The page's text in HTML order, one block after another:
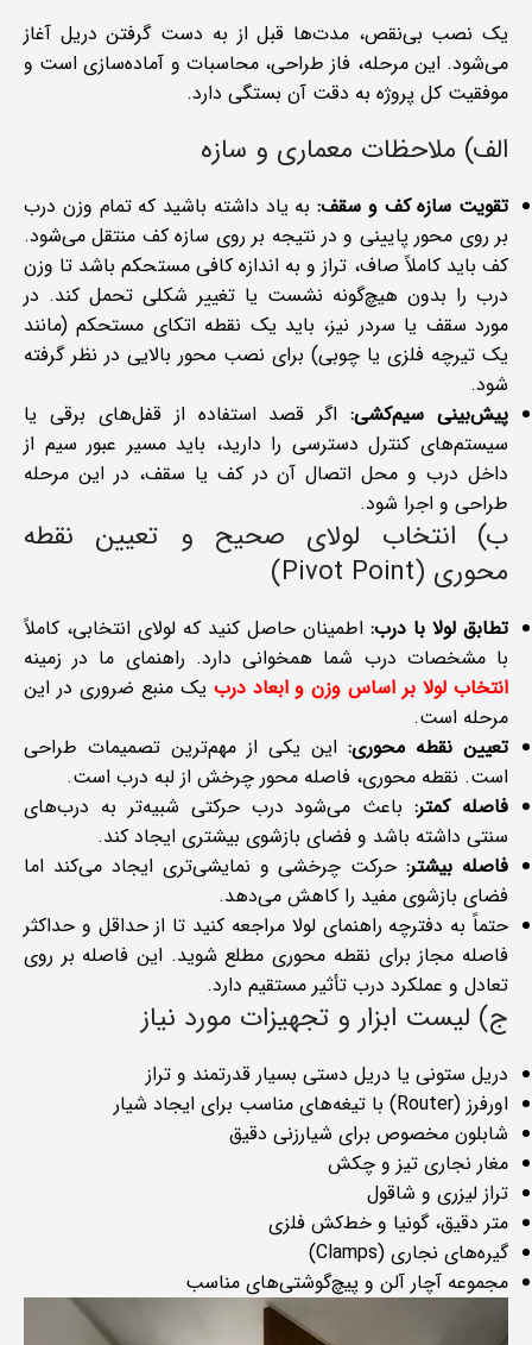
یک نصب بی‌نقص، مدت‌ها قبل از به دست گرفتن دریل آغاز
می‌شود. این مرحله، فاز طراحی، محاسبات و آماده‌سازی است و
موفقیت کل پروژه به دقت آن بستگی دارد.
الف) ملاحظات معماری و سازه
تقویت سازه کف و سقف: به یاد داشته باشید که تمام وزن درب
بر روی محور پایینی و در نتیجه بر روی سازه کف منتقل می‌شود.
کف باید کاملاً صاف، تراز و به اندازه کافی مستحکم باشد تا وزن
درب را بدون هیچ‌گونه نشست یا تغییر شکلی تحمل کند. در
مورد سقف یا سردر نیز، باید یک نقطه اتکای مستحکم (مانند
یک تیرچه فلزی یا چوبی) برای نصب محور بالایی در نظر گرفته
شود.
پیش‌بینی سیم‌کشی:اگر قصد استفاده از قفل‌های برقی یا
سیستم‌های کنترل دسترسی را دارید، باید مسیر عبور سیم از
داخل درب و محل اتصال آن در کف یا سقف، در این مرحله
طراحی و اجرا شود.
ب) انتخاب لولای صحیح و تعیین نقطه
محوری (Pivot Point)
تطابق لولا با درب: اطمینان حاصل کنید که لولای انتخابی، کاملاً
با مشخصات درب شما همخوانی دارد. راهنمای ما در زمینه
انتخاب لولا بر اساس وزن و ابعاد درب یک منبع ضروری در این
مرحله است.
تعیین نقطه محوری: این یکی از مهم‌ترین تصمیمات طراحی
است. نقطه محوری، فاصله محور چرخش از لبه درب است.
فاصله کمتر:باعث می‌شود درب حرکتی شبیه‌تر به درب‌های
سنتی داشته باشد و فضای بازشوی بیشتری ایجاد کند.
فاصله بیشتر:حرکت چرخشی و نمایشی‌تری ایجاد می‌کند اما
فضای بازشوی مفید را کاهش می‌دهد.
حتماً به دفترچه راهنمای لولا مراجعه کنید تا از حداقل و حداکثر
فاصله مجاز برای نقطه محوری مطلع شوید. این فاصله بر روی
تعادل و عملکرد درب تأثیر مستقیم دارد.
ج) لیست ابزار و تجهیزات مورد نیاز
دریل ستونی یا دریل دستی بسیار قدرتمند و تراز
اورفرز (Router) با تیغه‌های مناسب برای ایجاد شیار
شابلون مخصوص برای شیارزنی دقیق
مغار نجاری تیز و چکش
تراز لیزری و شاقول
متر دقیق، گونیا و خط‌کش فلزی
گیره‌های نجاری (Clamps)
مجموعه آچار آلن و پیچ‌گوشتی‌های مناسب